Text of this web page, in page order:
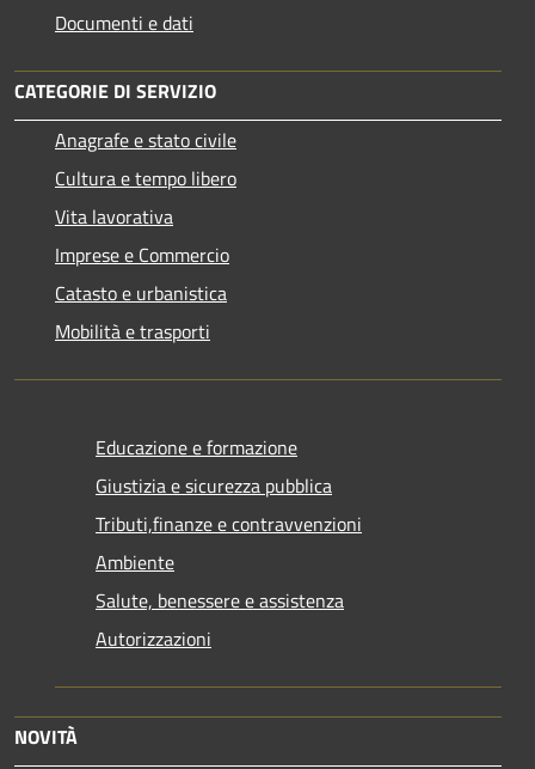
Documenti e dati
CATEGORIE DI SERVIZIO
Anagrafe e stato civile
Cultura e tempo libero
Vita lavorativa
Imprese e Commercio
Catasto e urbanistica
Mobilità e trasporti
Educazione e formazione
Giustizia e sicurezza pubblica
Tributi,finanze e contravvenzioni
Ambiente
Salute, benessere e assistenza
Autorizzazioni
NOVITÀ